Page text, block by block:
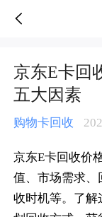
京东E卡回
五大因素
购物卡回收
京东E卡回收价
值、市场需求、
收时机等。了解